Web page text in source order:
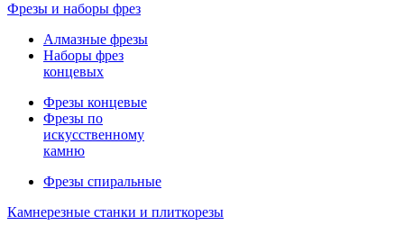
Фрезы и наборы фрез
Алмазные фрезы
Наборы фрез
концевых
Фрезы концевые
Фрезы по
искусственному
камню
Фрезы спиральные
Камнерезные станки и плиткорезы